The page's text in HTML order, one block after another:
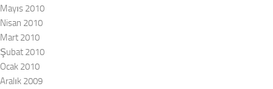
Mayıs 2010
Nisan 2010
Mart 2010
Şubat 2010
Ocak 2010
Aralık 2009